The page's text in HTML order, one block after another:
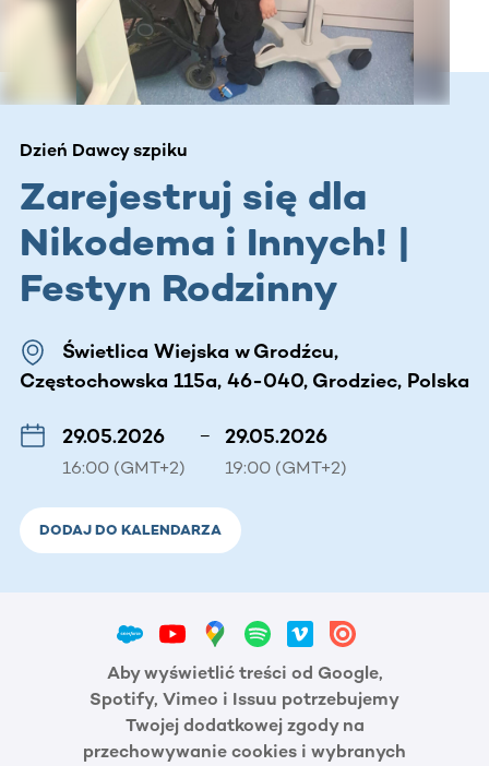
Dzień Dawcy szpiku
Zarejestruj się dla
Nikodema i Innych! |
Festyn Rodzinny
Świetlica Wiejska w Grodźcu,
Częstochowska 115a, 46-040, Grodziec, Polska
29.05.2026
16:00 (GMT+2)
– 29.05.2026
19:00 (GMT+2)
DODAJ DO KALENDARZA
Aby wyświetlić treści od Google,
Spotify, Vimeo i Issuu potrzebujemy
Twojej dodatkowej zgody na
przechowywanie cookies i wybranych